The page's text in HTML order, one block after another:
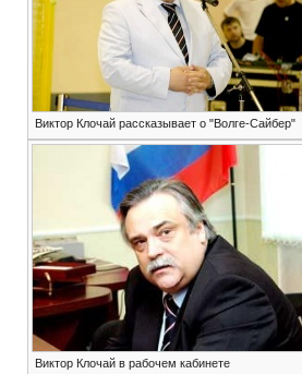
Виктор Клочай рассказывает о "Волге-Сайбер"
Виктор Клочай в рабочем кабинете